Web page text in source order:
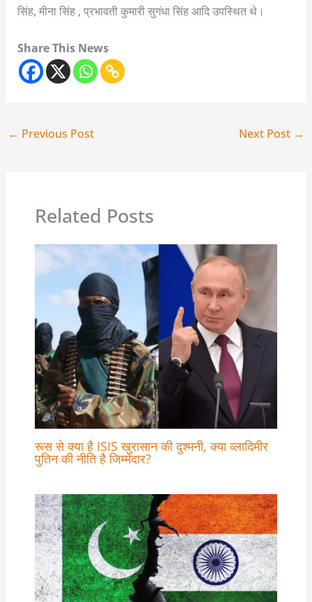
सिंह, मीना सिंह , प्रभावती कुमारी सुगंधा सिंह आदि उपस्थित थे।
Share This News
← Previous Post Next Post →
Related Posts
रूस से क्या है ISIS खुरासान की दुश्मनी, क्या व्लादिमीर
पुतिन की नीति है जिम्मेदार?